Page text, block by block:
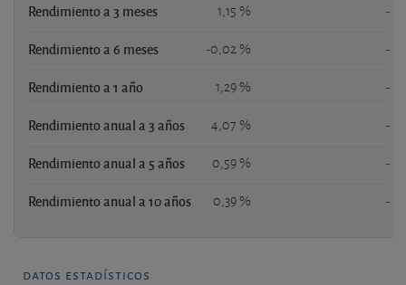
Rendimiento a 3 meses 1,15 % -
Rendimiento a 6 meses -0,02 % -
Rendimiento a 1 año 1,29 % -
Rendimiento anual a 3 años 4,07 % -
Rendimiento anual a 5 años 0,59 % -
Rendimiento anual a 10 años 0,39 % -
datos estadísticos